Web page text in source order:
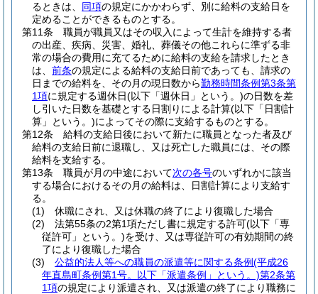
るときは、 同項の規定にかかわらず、別に給料の支給日を
定めることができるものとする。
第11条
職員が職員又はその収入によって生計を維持する者
の出産、疾病、災害、婚礼、葬儀その他これらに準ずる非
常の場合の費用に充てるために給料の支給を請求したとき
は、 前条の規定による給料の支給日前であっても、請求の
日までの給料を、その月の現日数から勤務時間条例第3条第
1項に規定する週休日(以下「週休日」という。)の日数を差
し引いた日数を基礎とする日割りによる計算(以下「日割計
算」という。)によってその際に支給するものとする。
第12条
給料の支給日後において新たに職員となった者及び
給料の支給日前に退職し、又は死亡した職員には、その際
給料を支給する。
第13条
職員が月の中途において次の各号のいずれかに該当
する場合におけるその月の給料は、日割計算により支給す
る。
(1)
休職にされ、又は休職の終了により復職した場合
(2)
法第55条の2第1項ただし書に規定する許可(以下「専
従許可」という。)を受け、又は専従許可の有効期間の終
了により復職した場合
(3)
公益的法人等への職員の派遣等に関する条例(平成26
年直島町条例第1号。以下「派遣条例」という。)第2条第
1項の規定により派遣され、又は派遣の終了により職務に